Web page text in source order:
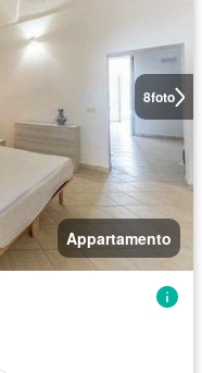
8foto
Appartamento